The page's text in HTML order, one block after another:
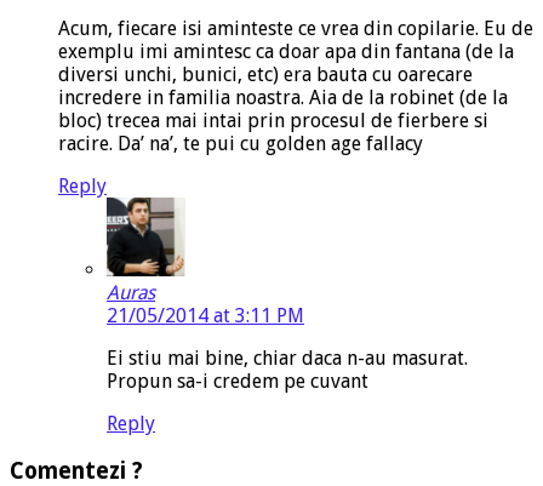
Acum, fiecare isi aminteste ce vrea din copilarie. Eu de
exemplu imi amintesc ca doar apa din fantana (de la
diversi unchi, bunici, etc) era bauta cu oarecare
incredere in familia noastra. Aia de la robinet (de la
bloc) trecea mai intai prin procesul de fierbere si
racire. Da’ na’, te pui cu golden age fallacy
Reply
Auras
21/05/2014 at 3:11 PM
Ei stiu mai bine, chiar daca n-au masurat.
Propun sa-i credem pe cuvant
Reply
Comentezi ?